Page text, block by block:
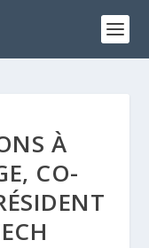
À
CO-